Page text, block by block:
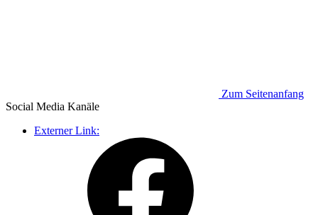
Zum Seitenanfang
Social Media Kanäle
Externer Link: